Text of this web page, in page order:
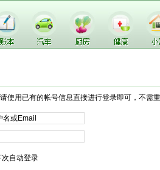
使用已有的帐号信息直接进行登录即可，不需
次自动登录